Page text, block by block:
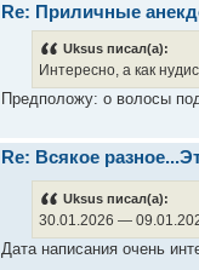
Re: Приличные
Uksus писал(а):
Интересно, а как
Предположу: о волосы
Re: Всякое
Uksus писал(а):
30.01.2026 —
Дата написания очень